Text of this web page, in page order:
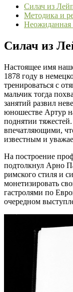
Силач из
Методика и
Неожиданная
Силач из
Настоящее имя
1878 году в
тренироваться с
мальчик тогда
занятий развил
юношестве Артур
поднятии
впечатляющими,
известным и
На построение
подтолкнул Арно
римского стиля и
монетизировать
гастролями по
очередном